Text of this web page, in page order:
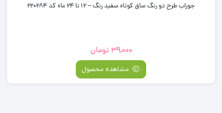
جوراب طرح دو رنگ ساق کوتاه سفید رنگ – 12 تا 24 ماه کد 220284
39,000 تومان
مشاهده محصول